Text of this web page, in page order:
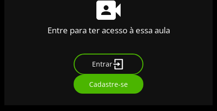
Entre para ter acesso à essa aula
Entrar
Cadastre-se